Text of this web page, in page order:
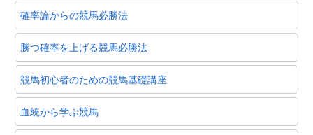
確率論からの競馬必勝法
勝つ確率を上げる競馬必勝法
競馬初心者のための競馬基礎講座
血統から学ぶ競馬